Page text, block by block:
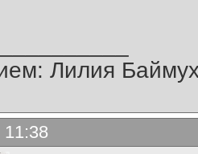
Лилия
11:38